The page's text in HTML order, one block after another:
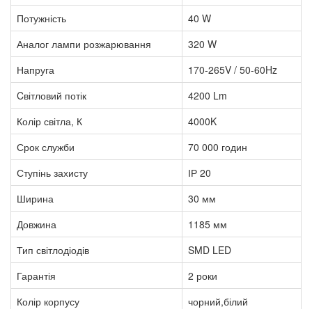
Потужність
40 W
Аналог лампи розжарювання
320 W
Напруга
170-265V / 50-60Hz
Cвітловий потік
4200 Lm
Колір світла, К
4000K
Срок служби
70 000 годин
Ступінь захисту
ІР 20
Ширина
30 мм
Довжина
1185 мм
Тип світлодіодів
SMD LED
Гарантія
2 роки
Колір корпусу
чорний,білий